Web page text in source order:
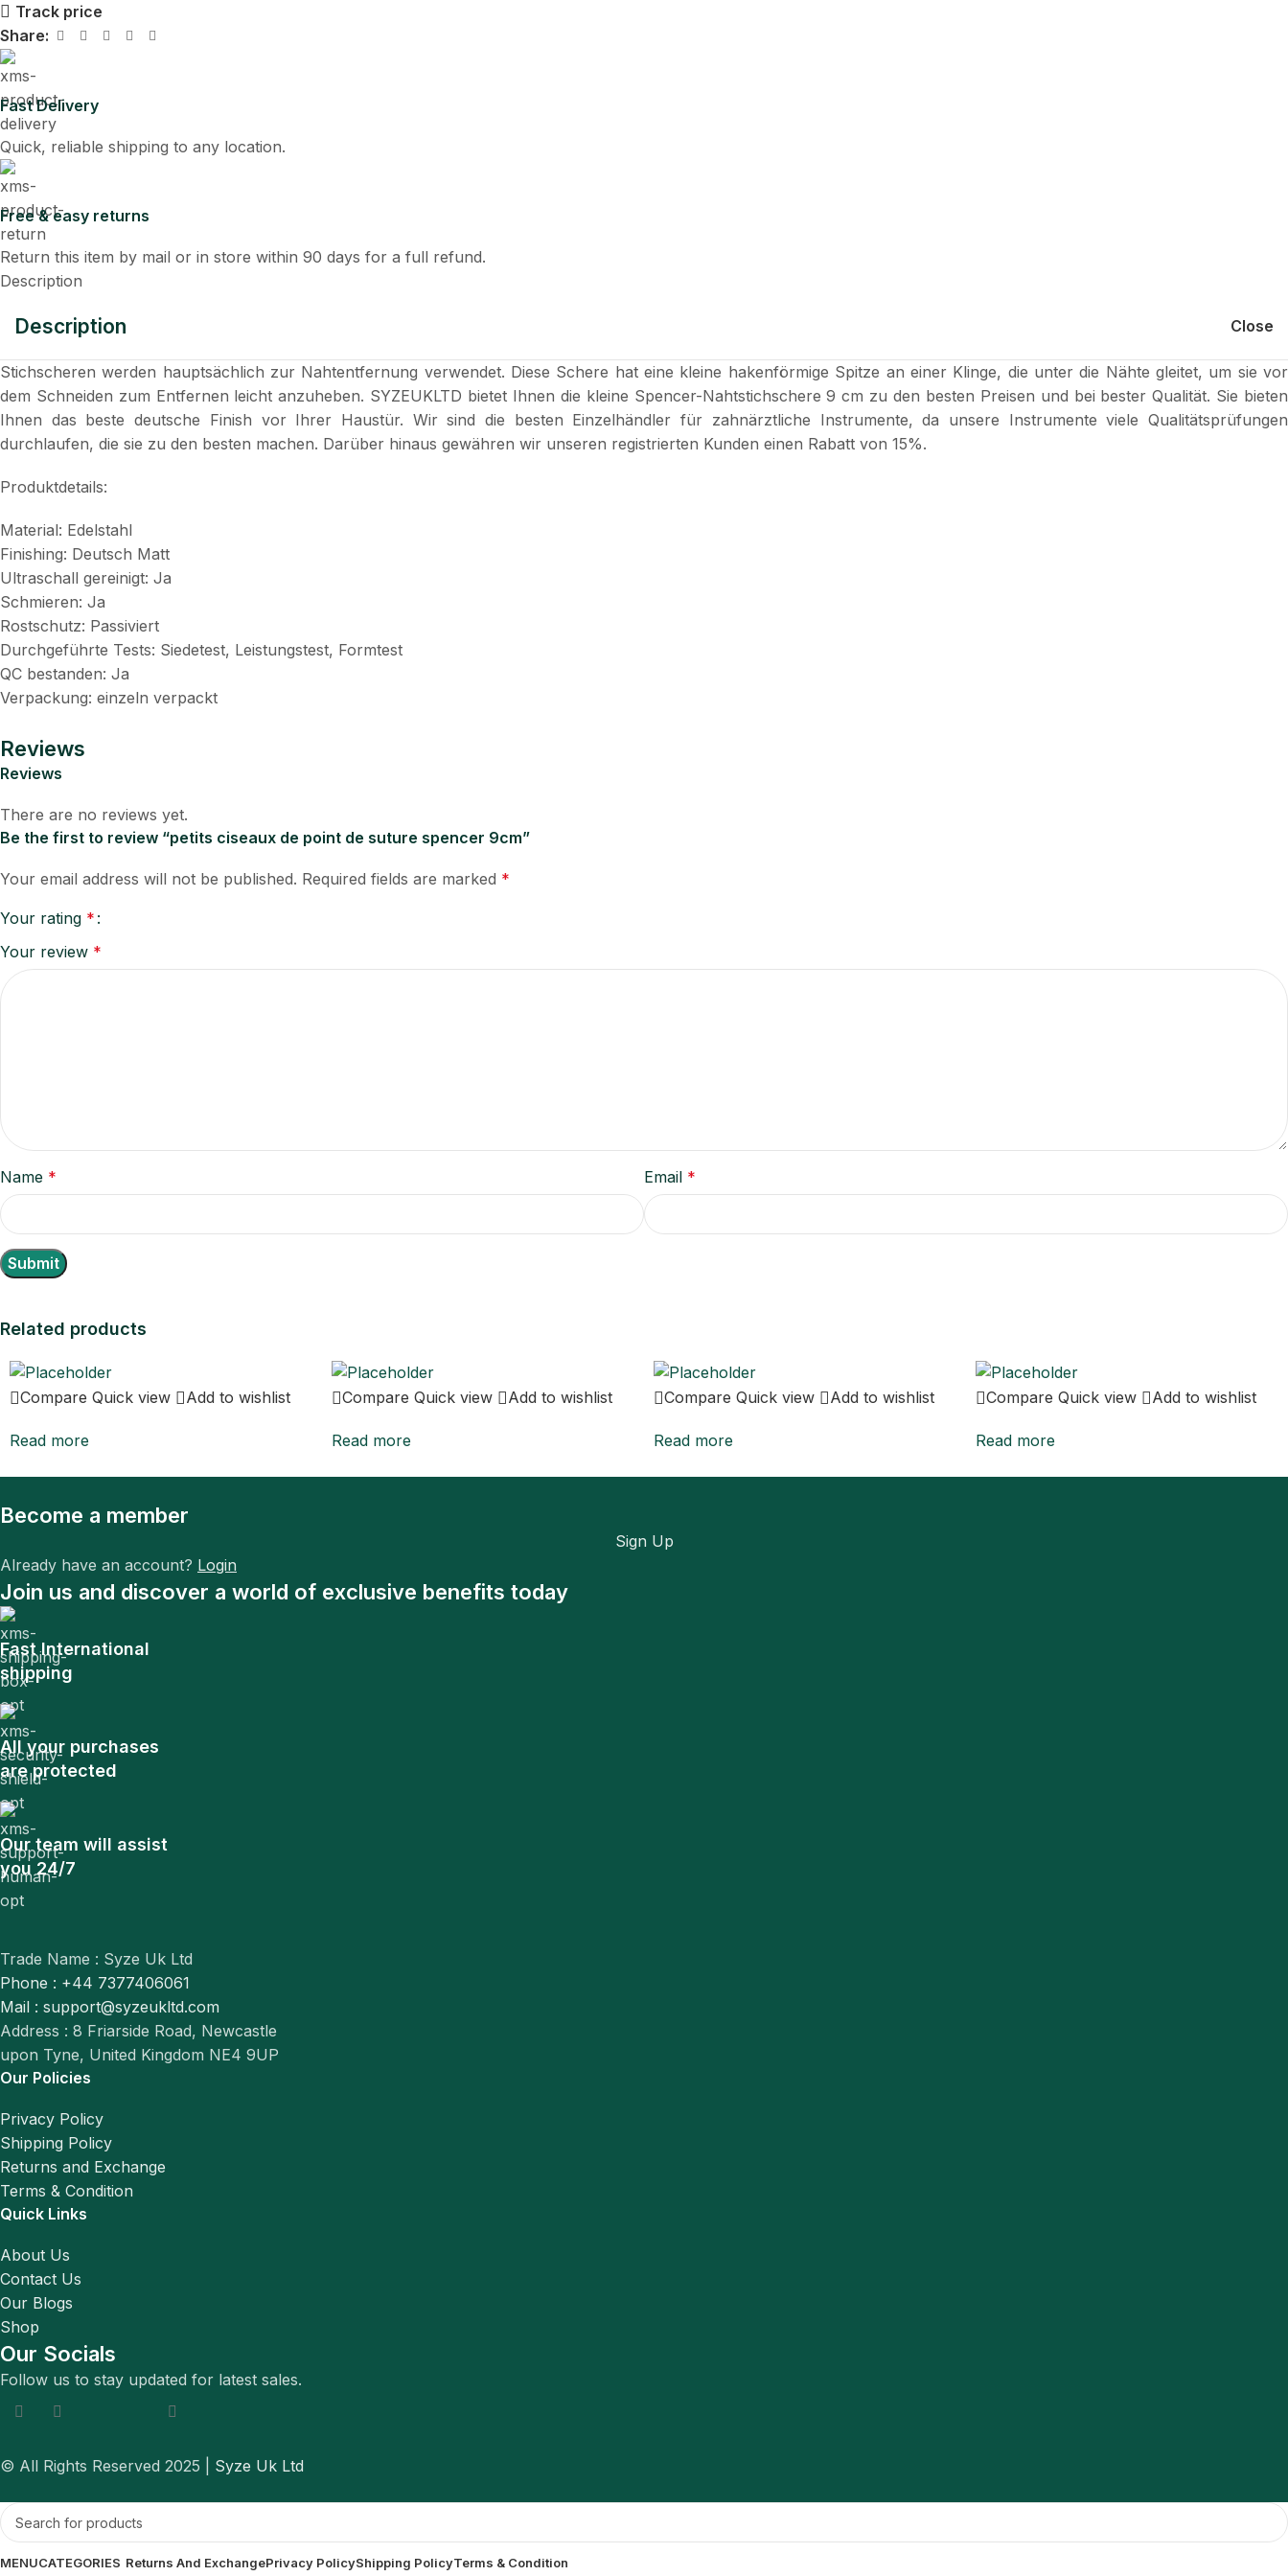
Track price
Share:
Fast Delivery
Quick, reliable shipping to any location.
Free & easy returns
Return this item by mail or in store within 90 days for a full refund.
Description
Description Close
Stichscheren werden hauptsächlich zur Nahtentfernung verwendet. Diese Schere hat eine kleine hakenförmige Spitze an einer Klinge, die unter die Nähte gleitet, um sie vor
dem Schneiden zum Entfernen leicht anzuheben. SYZEUKLTD bietet Ihnen die kleine Spencer-Nahtstichschere 9 cm zu den besten Preisen und bei bester Qualität. Sie bieten
Ihnen das beste deutsche Finish vor Ihrer Haustür. Wir sind die besten Einzelhändler für zahnärztliche Instrumente, da unsere Instrumente viele Qualitätsprüfungen
durchlaufen, die sie zu den besten machen. Darüber hinaus gewähren wir unseren registrierten Kunden einen Rabatt von 15%.
Produktdetails:
Material: Edelstahl
Finishing: Deutsch Matt
Ultraschall gereinigt: Ja
Schmieren: Ja
Rostschutz: Passiviert
Durchgeführte Tests: Siedetest, Leistungstest, Formtest
QC bestanden: Ja
Verpackung: einzeln verpackt
Reviews
Reviews
There are no reviews yet.
Be the first to review “petits ciseaux de point de suture spencer 9cm”
Your email address will not be published. Required fields are marked *
Your rating *
Your review *
Name * Email *
Related products
Compare Quick view Add to wishlist
Read more
Compare Quick view Add to wishlist
Read more
Compare Quick view Add to wishlist
Read more
Compare Quick view Add to wishlist
Read more
Become a member
Sign Up
Already have an account? Login
Join us and discover a world of exclusive benefits today
Fast International
shipping
All your purchases
are protected
Our team will assist
you 24/7
Trade Name : Syze Uk Ltd
Phone : +44 7377406061
Mail : support@syzeukltd.com
Address : 8 Friarside Road, Newcastle
upon Tyne, United Kingdom NE4 9UP
Our Policies
Privacy Policy
Shipping Policy
Returns and Exchange
Terms & Condition
Quick Links
About Us
Contact Us
Our Blogs
Shop
Our Socials
Follow us to stay updated for latest sales.
© All Rights Reserved 2025 | Syze Uk Ltd
MENUCATEGORIES Returns And ExchangePrivacy PolicyShipping PolicyTerms & Condition